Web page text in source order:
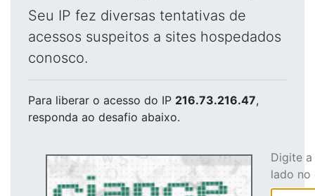
Seu IP fez diversas tentativas de
acessos suspeitos a sites hospedados
conosco.
Para liberar o acesso do IP 216.73.216.47,
responda ao desafio abaixo.
Digite
lado no